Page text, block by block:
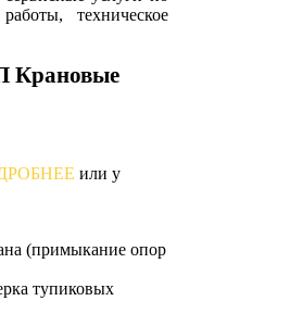
техническое
Крановые
или у
(примыкание опор
тупиковых